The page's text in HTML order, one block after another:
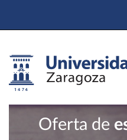
Oferta de